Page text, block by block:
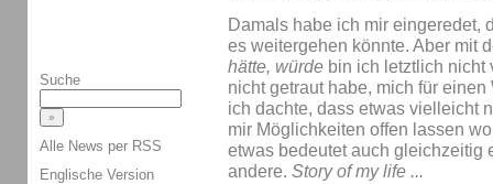
Damals habe ich mir eingeredet,
es weitergehen könnte. Aber mit
hätte, würde bin ich letztlich nicht
nicht getraut habe, mich für
ich dachte, dass etwas vielleicht
mir Möglichkeiten offen lassen
etwas bedeutet auch gleichzeitig
andere. Story of my life ...
Suche
Alle News per RSS
Englische Version